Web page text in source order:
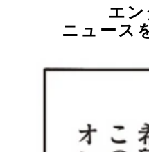
エ
ニュース